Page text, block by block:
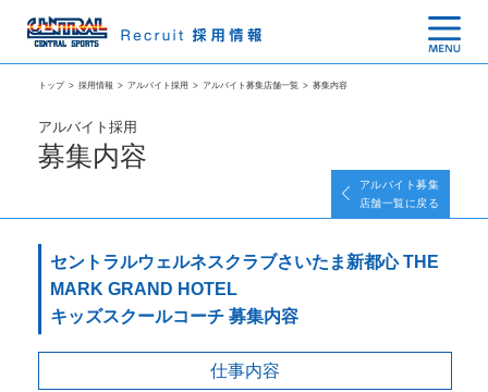
トップ > 採用情報 > アルバイト採用 > アルバイト募集店舗一覧 > 募集内容
アルバイト採用
募集内容
アルバイト募集
店舗一覧に戻る
セントラルウェルネスクラブさいたま新都心 THE
MARK GRAND HOTEL
キッズスクールコーチ 募集内容
仕事内容